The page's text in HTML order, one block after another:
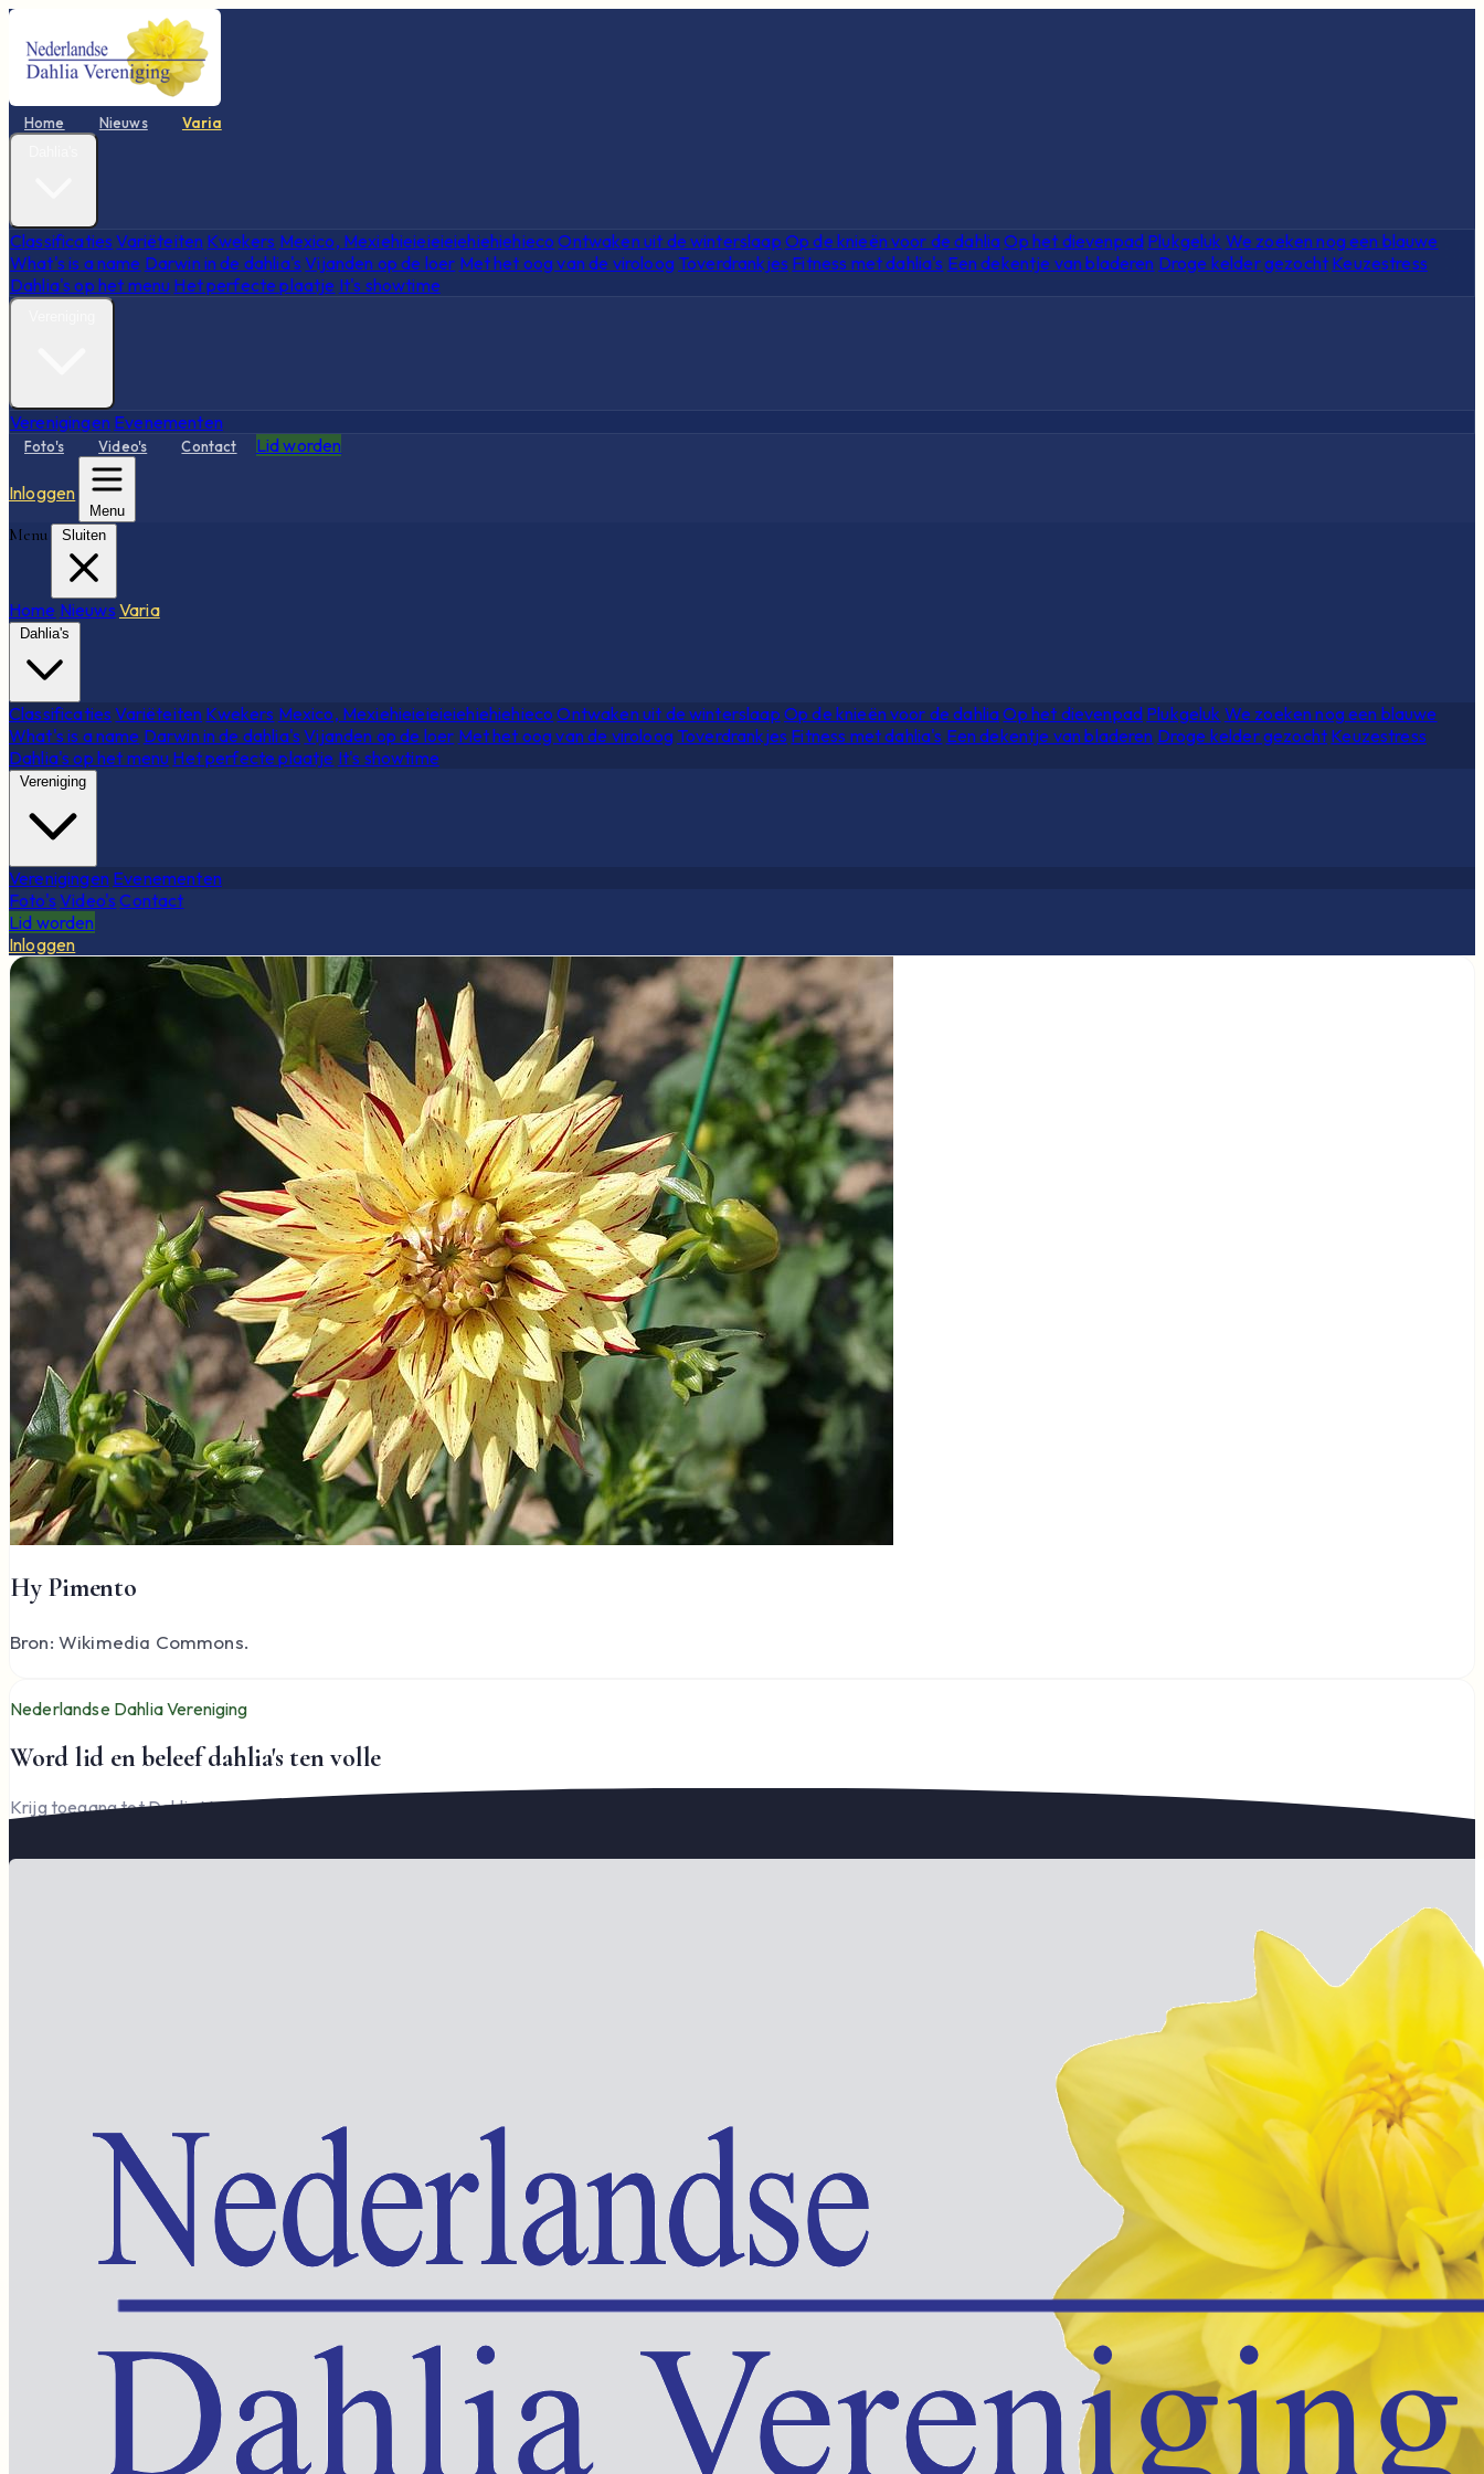
Home Nieuws Varia
Classificaties Variëteiten Kwekers Mexico, Mexiehieieieieiehiehiehieco Ontwaken uit de winterslaap Op de knieën voor de dahliaOp het dievenpad Plukgeluk We zoeken nog een blauwe
What's is a name Darwin in de dahlia's Vijanden op de loer Met het oog van de viroloog Toverdrankjes Fitness met dahlia's Een dekentje van bladeren Droge kelder gezocht Keuzestress
Dahlia's op het menu Het perfecte plaatje It's showtime
Verenigingen Evenementen
Foto's Video's Contact Lid worden
Inloggen
Menu
Menu Sluiten
Home Nieuws Varia
Dahlia's
Classificaties Variëteiten Kwekers Mexico, Mexiehieieieieiehiehiehieco Ontwaken uit de winterslaap Op de knieën voor de dahliaOp het dievenpad Plukgeluk We zoeken nog een blauwe
What's is a name Darwin in de dahlia's Vijanden op de loer Met het oog van de viroloog Toverdrankjes Fitness met dahlia's Een dekentje van bladeren Droge kelder gezocht Keuzestress
Dahlia's op het menu Het perfecte plaatje It's showtime
Vereniging
Verenigingen Evenementen
Foto's Video's Contact
Lid worden
Inloggen
Hy Pimento
Bron: Wikimedia Commons.
Nederlandse Dahlia Vereniging
Word lid en beleef dahlia's ten volle
Krijg toegang tot Dahlia Varia, documenten en het complete ledengedeelte — en steun de vereniging.